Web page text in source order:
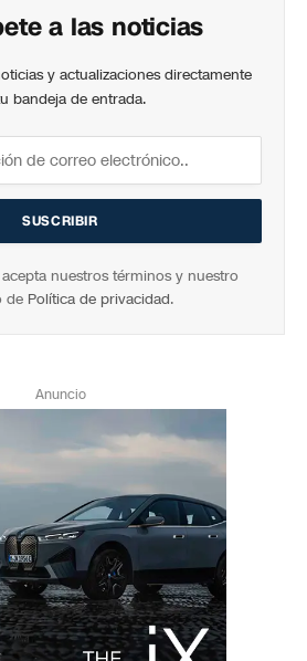
a las noticias
y actualizaciones directamente
bandeja de entrada.
nuestros términos y nuestro
de Política de privacidad.
Anuncio